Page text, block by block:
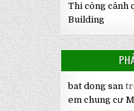
Thi công cảnh
Building
bat dong san
em chung cư